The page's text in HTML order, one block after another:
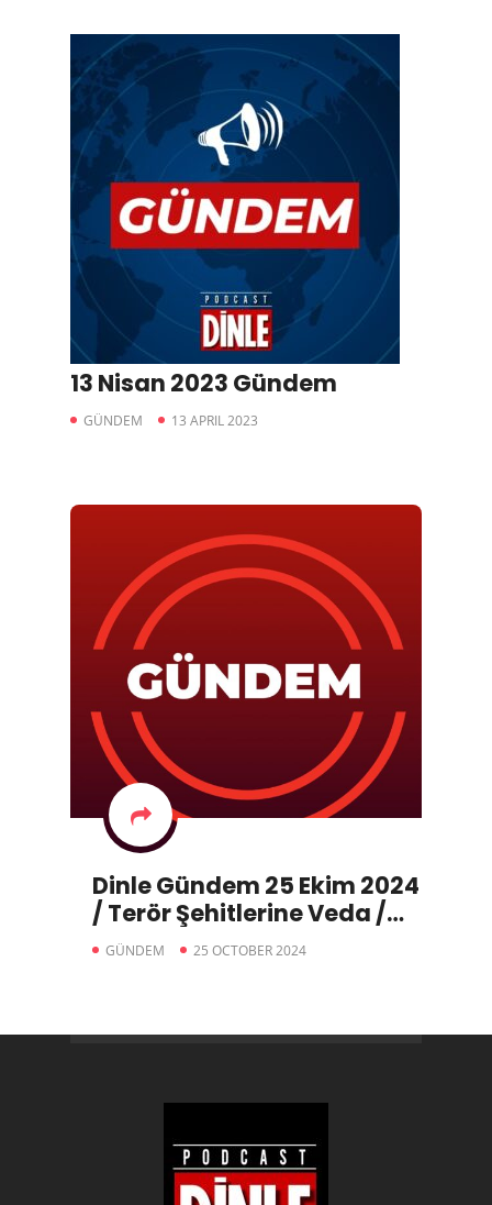
13 Nisan 2023 Gündem
GÜNDEM 13 APRIL 2023
Dinle Gündem 25 Ekim 2024
/ Terör Şehitlerine Veda /
Cumhurbaşkanı Güvenlik
GÜNDEM 25 OCTOBER 2024